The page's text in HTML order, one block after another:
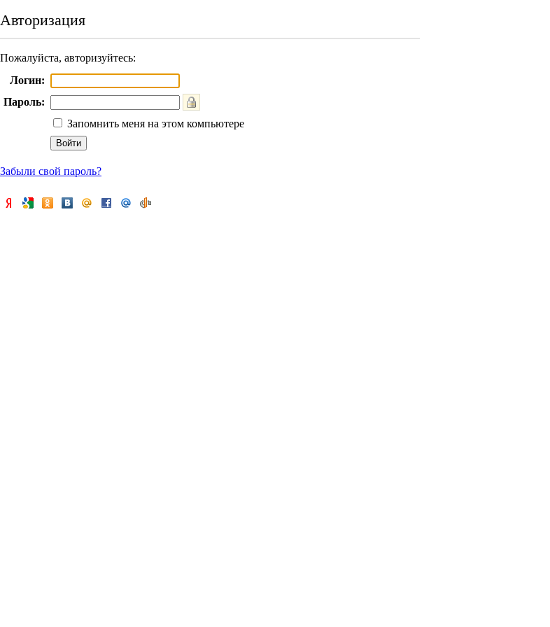
Авторизация
Пожалуйста, авторизуйтесь:
Логин:
Пароль:
Запомнить меня на этом компьютере
Забыли свой пароль?